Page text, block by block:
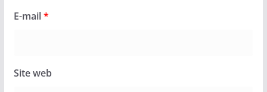
E-mail*
Site web